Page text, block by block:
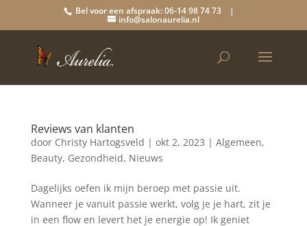
Bel voor een afspraak: 06-14 98 74 73 |
info@salonaurelia.nl
Reviews van klanten
door Christy Hartogsveld | okt 2, 2023 | Algemeen,
Beauty, Gezondheid, Nieuws
Dagelijks oefen ik mijn beroep met passie uit.
Wanneer je vanuit passie werkt, volg je je hart, zit je
in een flow en levert het je energie op! Ik geniet